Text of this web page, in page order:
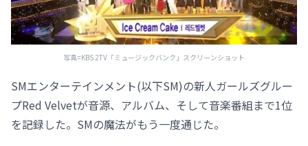
写真=KBS 2TV「ミュージックバンク」スクリーンショット
SMエンターテインメント(以下SM)の新人ガールズグルー
プRed Velvetが音源、アルバム、そして音楽番組まで1位
を記録した。SMの魔法がもう一度通じた。